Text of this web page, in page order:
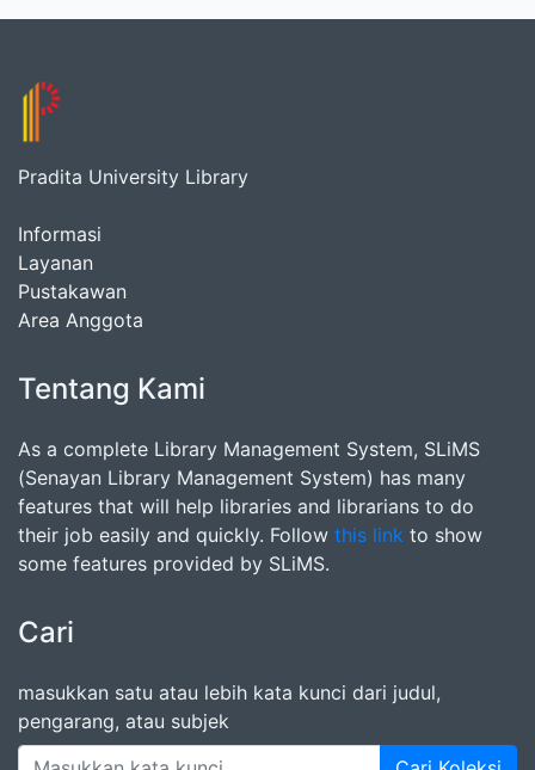
Pradita University Library
Informasi
Layanan
Pustakawan
Area Anggota
Tentang Kami
As a complete Library Management System, SLiMS
(Senayan Library Management System) has many
features that will help libraries and librarians to do
their job easily and quickly. Follow this link to show
some features provided by SLiMS.
Cari
masukkan satu atau lebih kata kunci dari judul,
pengarang, atau subjek